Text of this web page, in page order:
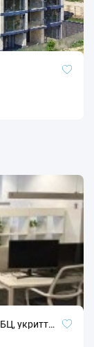
897 м
959 м
Оренда офісу, Поділ, Поштова площа 5 хв, БЦ, укриття, генератор, без%